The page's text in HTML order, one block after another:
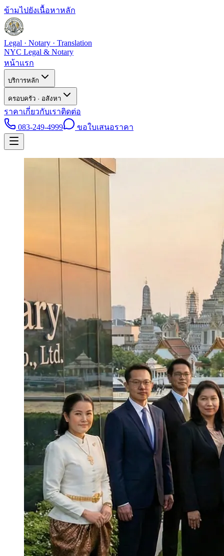
ข้ามไปยังเนื้อหาหลัก
Legal · Notary · Translation
NYC Legal & Notary
หน้าแรก
บริการหลัก
ครอบครัว · อสังหา
ราคาเกี่ยวกับเราติดต่อ
083-249-4999
ขอใบเสนอราคา